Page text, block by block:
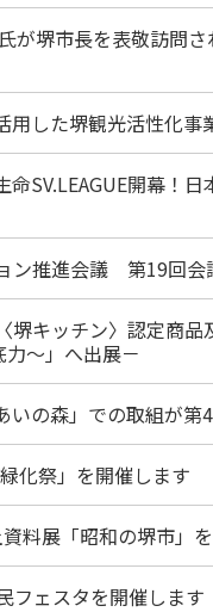
堺市長を表敬訪問
した堺観光活性化事
SV.LEAGUE開幕！
ン推進会議 第19回会
キッチン〉認定商品
～」へ出展－
の森」での取組が第
化祭」を開催します
料展「昭和の堺市」
ェスタを開催します